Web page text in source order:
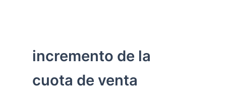
incremento de la
cuota de venta